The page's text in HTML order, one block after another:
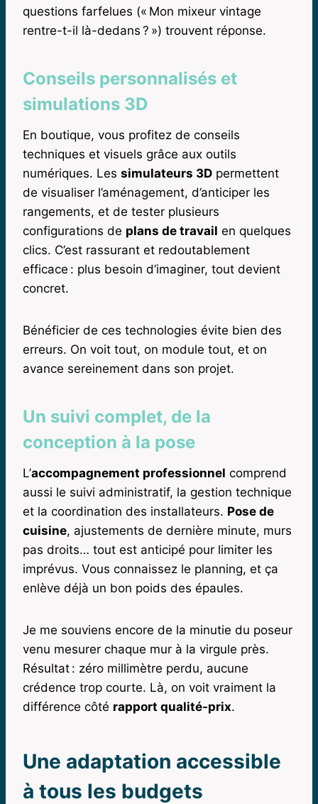
questions farfelues (« Mon mixeur vintage
rentre-t-il là-dedans ? ») trouvent réponse.
Conseils personnalisés et
simulations 3D
En boutique, vous profitez de conseils
techniques et visuels grâce aux outils
numériques. Les simulateurs 3D permettent
de visualiser l’aménagement, d’anticiper les
rangements, et de tester plusieurs
configurations de plans de travail en quelques
clics. C’est rassurant et redoutablement
efficace : plus besoin d’imaginer, tout devient
concret.
Bénéficier de ces technologies évite bien des
erreurs. On voit tout, on module tout, et on
avance sereinement dans son projet.
Un suivi complet, de la
conception à la pose
L’accompagnement professionnel comprend
aussi le suivi administratif, la gestion technique
et la coordination des installateurs. Pose de
cuisine, ajustements de dernière minute, murs
pas droits… tout est anticipé pour limiter les
imprévus. Vous connaissez le planning, et ça
enlève déjà un bon poids des épaules.
Je me souviens encore de la minutie du poseur
venu mesurer chaque mur à la virgule près.
Résultat : zéro millimètre perdu, aucune
crédence trop courte. Là, on voit vraiment la
différence côté rapport qualité-prix.
Une adaptation accessible
à tous les budgets